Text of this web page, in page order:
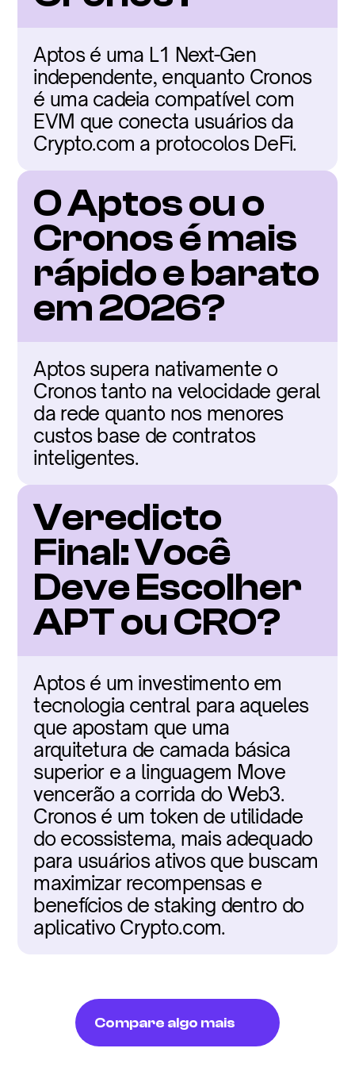
Aptos é uma L1 Next-Gen
independente, enquanto Cronos
é uma cadeia compatível com
EVM que conecta usuários da
Crypto.com a protocolos DeFi.
O Aptos ou o
Cronos é mais
rápido e barato
em 2026?
Aptos supera nativamente o
Cronos tanto na velocidade geral
da rede quanto nos menores
custos base de contratos
inteligentes.
Veredicto
Final: Você
Deve Escolher
APT ou CRO?
Aptos é um investimento em
tecnologia central para aqueles
que apostam que uma
arquitetura de camada básica
superior e a linguagem Move
vencerão a corrida do Web3.
Cronos é um token de utilidade
do ecossistema, mais adequado
para usuários ativos que buscam
maximizar recompensas e
benefícios de staking dentro do
aplicativo Crypto.com.
Compare algo mais